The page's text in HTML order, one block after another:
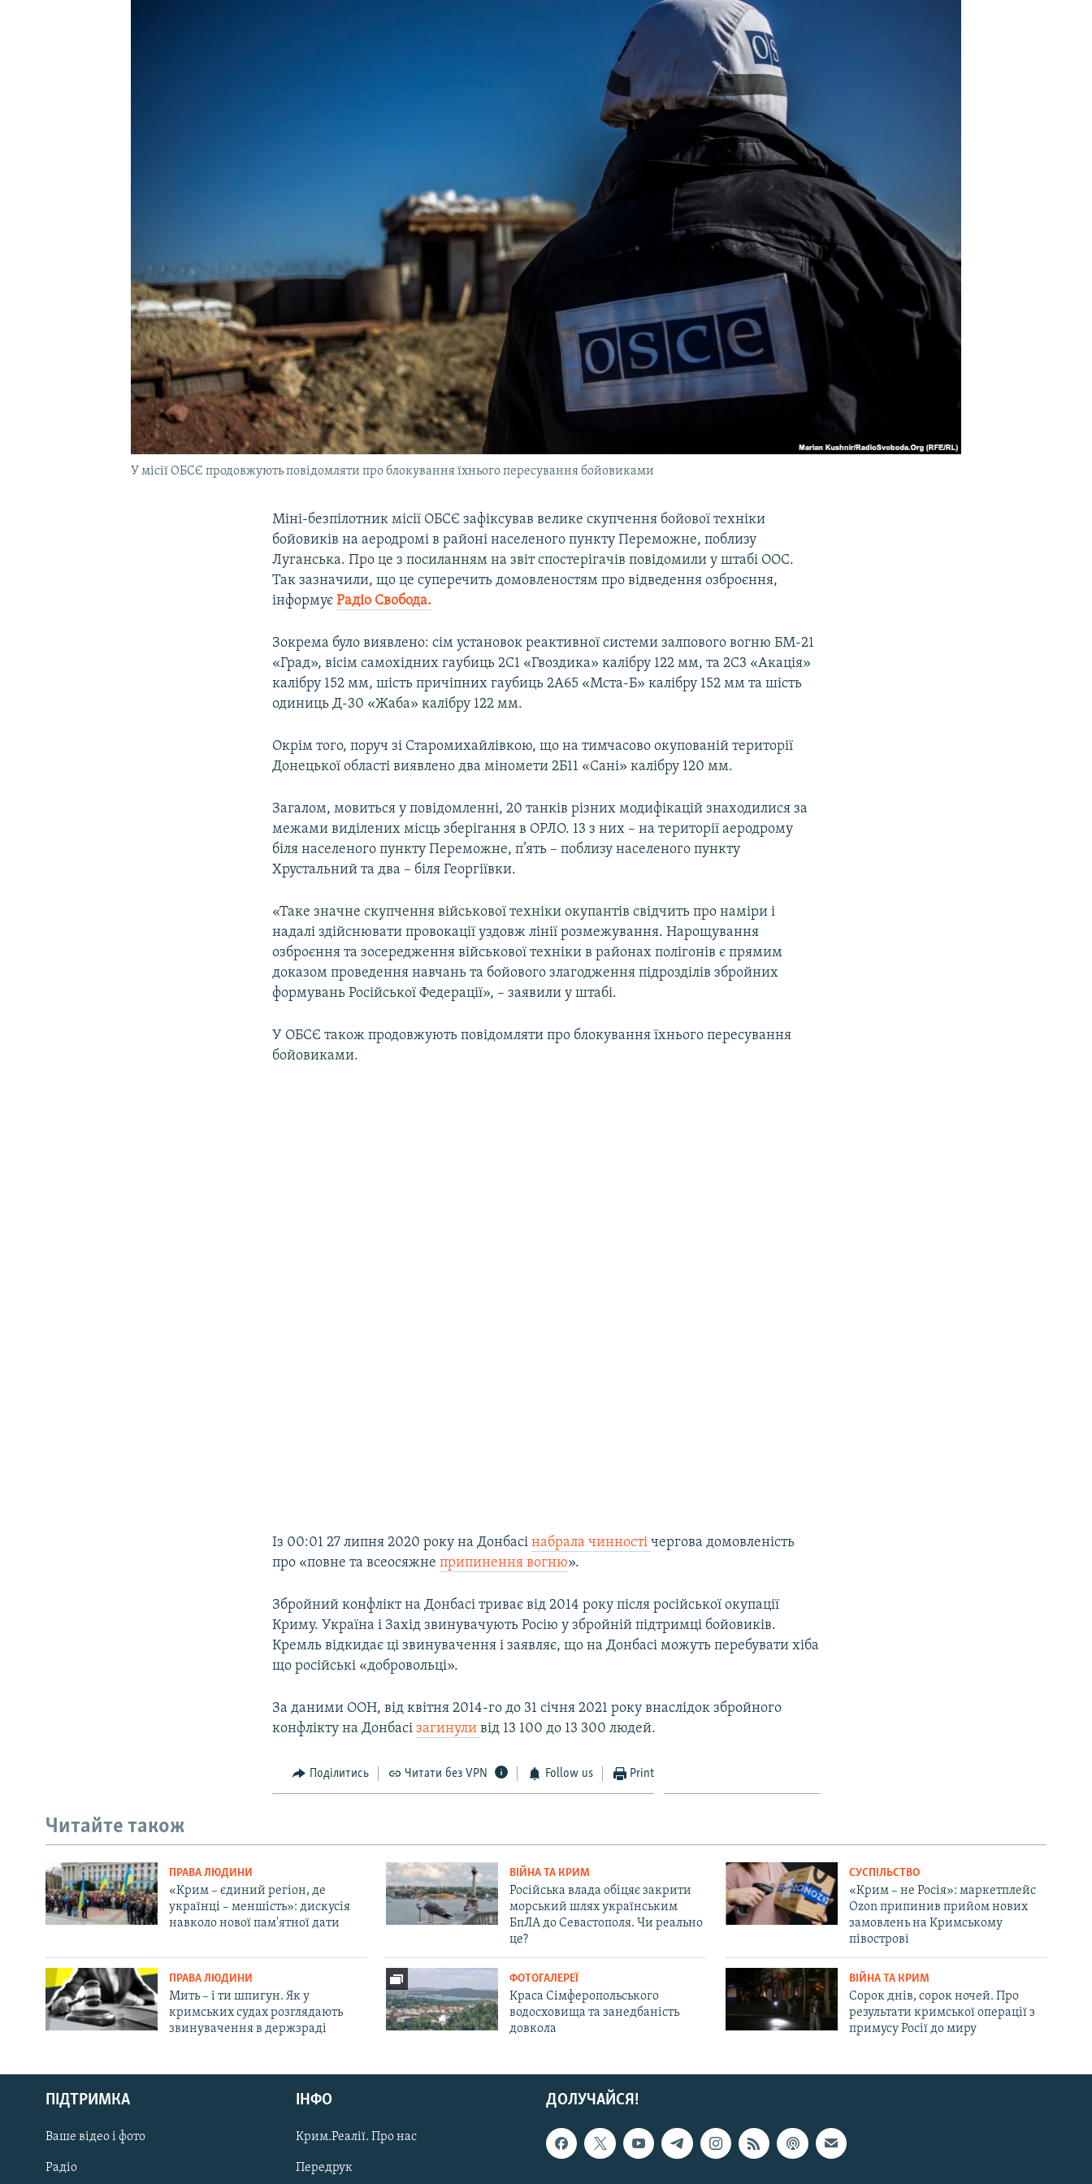
Русский
Qırımtatar
ДОЛУЧАЙСЯ!
У місії ОБСЄ продовжують повідомляти про блокування їхнього пересування бойовиками
Міні-безпілотник місії ОБСЄ зафіксував велике скупчення бойової техніки
бойовиків на аеродромі в районі населеного пункту Переможне, поблизу
Луганська. Про це з посиланням на звіт спостерігачів повідомили у штабі ООС.
Так зазначили, що це суперечить домовленостям про відведення озброєння,
інформуєРадіо Свобода.
Зокрема було виявлено: сім установок реактивної системи залпового вогню БМ-21
«Град», вісім самохідних гаубиць 2С1 «Гвоздика» калібру 122 мм, та 2С3 «Акація»
калібру 152 мм, шість причіпних гаубиць 2А65 «Мста-Б» калібру 152 мм та шість
одиниць Д-30 «Жаба» калібру 122 мм.
Окрім того, поруч зі Старомихайлівкою, що на тимчасово окупованій території
Донецької області виявлено два міномети 2Б11 «Сані» калібру 120 мм.
Загалом, мовиться у повідомленні, 20 танків різних модифікацій знаходилися за
межами виділених місць зберігання в ОРЛО. 13 з них – на території аеродрому
біля населеного пункту Переможне, п’ять – поблизу населеного пункту
Хрустальний та два – біля Георгіївки.
«Таке значне скупчення військової техніки окупантів свідчить про наміри і
надалі здійснювати провокації уздовж лінії розмежування. Нарощування
озброєння та зосередження військової техніки в районах полігонів є прямим
доказом проведення навчань та бойового злагодження підрозділів збройних
формувань Російської Федерації», – заявили у штабі.
У ОБСЄ також продовжують повідомляти про блокування їхнього пересування
бойовиками.
Із 00:01 27 липня 2020 року на Донбасінабрала чинностічергова домовленість
про «повне та всеосяжнеприпинення вогню».
Збройний конфлікт на Донбасі триває від 2014 року після російської окупації
Криму. Україна і Захід звинувачують Росію у збройній підтримці бойовиків.
Кремль відкидає ці звинувачення і заявляє, що на Донбасі можуть перебувати хіба
що російські «добровольці».
За даними ООН, від квітня 2014-го до 31 січня 2021 року внаслідок збройного
конфлікту на Донбасізагинуливід 13 100 до 13 300 людей.
Поділитись Читати без VPN Follow us Print
Читайте також
ПРАВА ЛЮДИНИ
«Крим – єдиний регіон, де
українці – меншість»: дискусія
навколо нової пам'ятної дати
ВІЙНА ТА КРИМ
Російська влада обіцяє закрити
морський шлях українським
БпЛА до Севастополя. Чи реально
це?
СУСПІЛЬСТВО
«Крим – не Росія»: маркетплейс
Ozon припинив прийом нових
замовлень на Кримському
півострові
ПРАВА ЛЮДИНИ
Мить – і ти шпигун. Як у
кримських судах розглядають
звинувачення в держзраді
ФОТОГАЛЕРЕЇ
Краса Сімферопольського
водосховища та занедбаність
довкола
ВІЙНА ТА КРИМ
Сорок днів, сорок ночей. Про
результати кримської операції з
примусу Росії до миру
ДОЛУЧАЙСЯ!
ПІДТРИМКА
Ваше відео і фото
Радіо
ІНФО
Крим.Реалії. Про нас
Передрук